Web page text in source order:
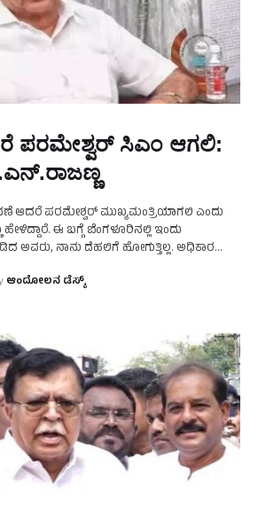
ಪರಮೇಶ್ವರ್‌ ಸಿಎಂ ಆಗಲಿ:
ಆದರೆ ಪರಮೇಶ್ವರ್‌ ಮುಖ್ಯಮಂತ್ರಿಯಾಗಲಿ ಎಂದು
ಈ ಬಗ್ಗೆ ಬೆಂಗಳೂರಿನಲ್ಲಿ ಇಂದು
ಅವರು, ನಾನು ದೆಹಲಿಗೆ ಹೋಗುತ್ತಿಲ್ಲ. ಅಧಿಕಾರ
…
ಆಂದೋಲನ ಡೆಸ್ಕ್